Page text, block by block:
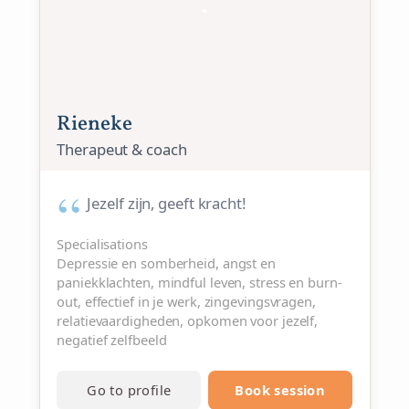
Rieneke
Therapeut & coach
Jezelf zijn, geeft kracht!
Specialisations
Depressie en somberheid, angst en
paniekklachten, mindful leven, stress en burn-
out, effectief in je werk, zingevingsvragen,
relatievaardigheden, opkomen voor jezelf,
negatief zelfbeeld
Go to profile Book session